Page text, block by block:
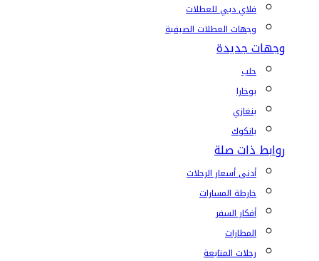
فلاي دبي للعطلات
وجهات العطلات الصيفية
وجهات جديدة
حلب
بوخارا
بنغازي
بانكوك
روابط ذات صلة
أدنى أسعار الرحلات
خارطة المسارات
أفكار السفر
المطارات
رحلات المتابعة